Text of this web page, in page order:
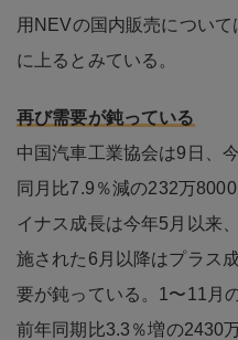
用NEVの国内販売につい
に上るとみている。
再び需要が鈍っている
中国汽車工業協会は9日、
同月比7.9％減の232万
イナス成長は今年5月以来
施された6月以降はプラス
要が鈍っている。1〜11月
前年同期比3.3％増の2430